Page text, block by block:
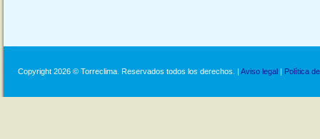
Copyright 2026 © Torreclima. Reservados todos los derechos. | Aviso legal | Política